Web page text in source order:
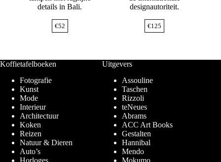
details in Bali.
€52
designautoriteit.
€125
Koffietafelboeken
Fotografie
Kunst
Mode
Interieur
Architectuur
Koken
Reizen
Natuur & Dieren
Auto’s
Horloges
Uitgevers
Assouline
Taschen
Rizzoli
teNeues
Abrams
ACC Art Books
Gestalten
Hannibal
Mendo
Mokumo